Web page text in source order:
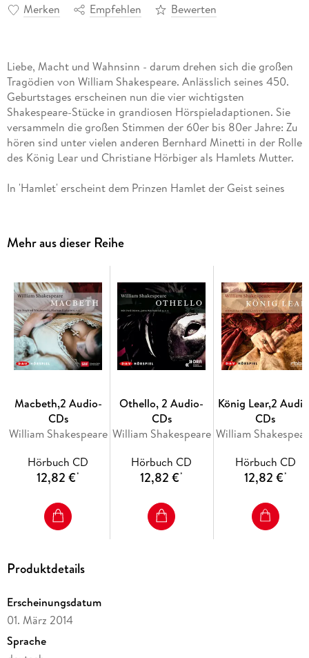
Merken Empfehlen Bewerten
Liebe, Macht und Wahnsinn - darum drehen sich die großen
Tragödien von William Shakespeare. Anlässlich seines 450.
Geburtstages erscheinen nun die vier wichtigsten
Shakespeare-Stücke in grandiosen Hörspieladaptionen. Sie
versammeln die großen Stimmen der 60er bis 80er Jahre: Zu
hören sind unter vielen anderen Bernhard Minetti in der Rolle
des König Lear und Christiane Hörbiger als Hamlets Mutter.
In 'Hamlet' erscheint dem Prinzen Hamlet der Geist seines
sondern auch die Königin zur Frau genommen. Blind vor Wut
schwört Hamlet, seinen Vater zu rächen.
Hörspiel mit Christiane Hörbiger, Wolfgang Reichmann,
Christoph Bantzer u. v. a.
Produktion: DRS, 1974
2 CDs Laufzeit 97 min CD Standard Audio Format
Mehr aus dieser Reihe
Macbeth,2 Audio-
CDs
William Shakespeare
Hörbuch CD
12,82 €*
Othello, 2 Audio-
CDs
William Shakespeare
Hörbuch CD
12,82 €*
König Lear,2
CDs
William
Hörbuch CD
12,82 €*
Produktdetails
Erscheinungsdatum
01. März 2014
Sprache